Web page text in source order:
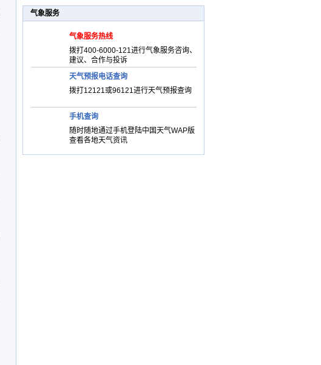
气象服务
气象服务热线
拨打400-6000-121进行气象服务咨询、
建议、合作与投诉
天气预报电话查询
拨打12121或96121进行天气预报查询
手机查询
随时随地通过手机登陆中国天气WAP版
查看各地天气资讯